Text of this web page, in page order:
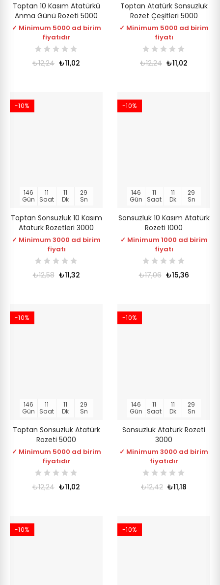
Toptan 10 Kasım Atatürkü
Anma Günü Rozeti 5000
✓ Minimum 5000 ad birim
fiyatıdır
₺12,24 ₺11,02
Toptan Atatürk Sonsuzluk
Rozet Çeşitleri 5000
✓ Minimum 5000 ad birim
fiyatı
₺12,24 ₺11,02
-10%
146
Gün
11
Saat
11
Dk
28
Sn
Toptan Sonsuzluk 10 Kasım
Atatürk Rozetleri 3000
✓ Minimum 3000 ad birim
fiyatı
₺12,58 ₺11,32
-10%
146
Gün
11
Saat
11
Dk
28
Sn
Sonsuzluk 10 Kasım Atatürk
Rozeti 1000
✓ Minimum 1000 ad birim
fiyatı
₺17,06 ₺15,36
-10%
146
Gün
11
Saat
11
Dk
28
Sn
Toptan Sonsuzluk Atatürk
Rozeti 5000
✓ Minimum 5000 ad birim
fiyatıdır
₺12,24 ₺11,02
-10%
146
Gün
11
Saat
11
Dk
28
Sn
Sonsuzluk Atatürk Rozeti
3000
✓ Minimum 3000 ad birim
fiyatıdır
₺12,42 ₺11,18
-10% -10%